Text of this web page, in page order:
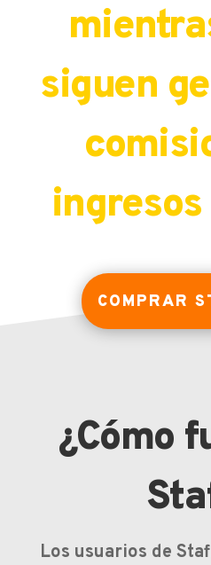
siguen
COMPRAR
¿Cómo
Los usuarios de